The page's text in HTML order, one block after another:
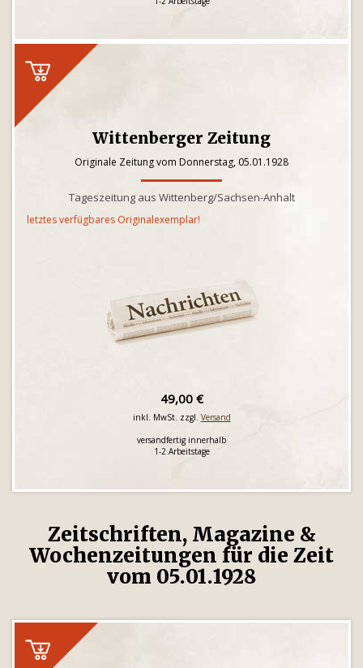
Wittenberger Zeitung
Originale Zeitung vom Donnerstag, 05.01.1928
Tageszeitung aus Wittenberg/Sachsen-Anhalt
letztes verfügbares Originalexemplar!
49,00 €
inkl. MwSt. zzgl. Versand
versandfertig innerhalb
1-2 Arbeitstage
Zeitschriften, Magazine &
Wochenzeitungen für die Zeit
vom 05.01.1928